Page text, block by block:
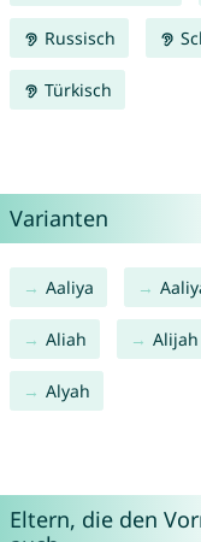
Russisch
Türkisch
Varianten
Aaliya
Aliah Alijah
Alyah
Eltern, die den